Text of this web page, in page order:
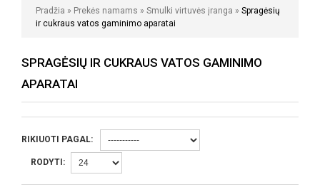
Pradžia » Prekės namams » Smulki virtuvės įranga » Spragėsių
ir cukraus vatos gaminimo aparatai
SPRAGĖSIŲ IR CUKRAUS VATOS GAMINIMO
APARATAI
RIKIUOTI PAGAL:
RODYTI: